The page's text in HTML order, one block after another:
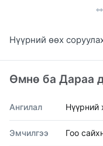
Нүүрний өөх
Өмнө ба Дараа
Ангилал Нүүрний
Эмчилгээ Гоо